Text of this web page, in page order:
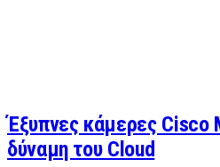
Έξυπνες κάμερες Cisco
δύναμη του Cloud